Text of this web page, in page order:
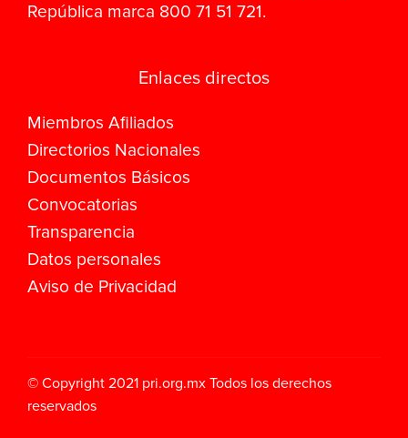
República marca 800 71 51 721.
Enlaces directos
Miembros Afiliados
Directorios Nacionales
Documentos Básicos
Convocatorias
Transparencia
Datos personales
Aviso de Privacidad
© Copyright 2021 pri.org.mx Todos los derechos
reservados